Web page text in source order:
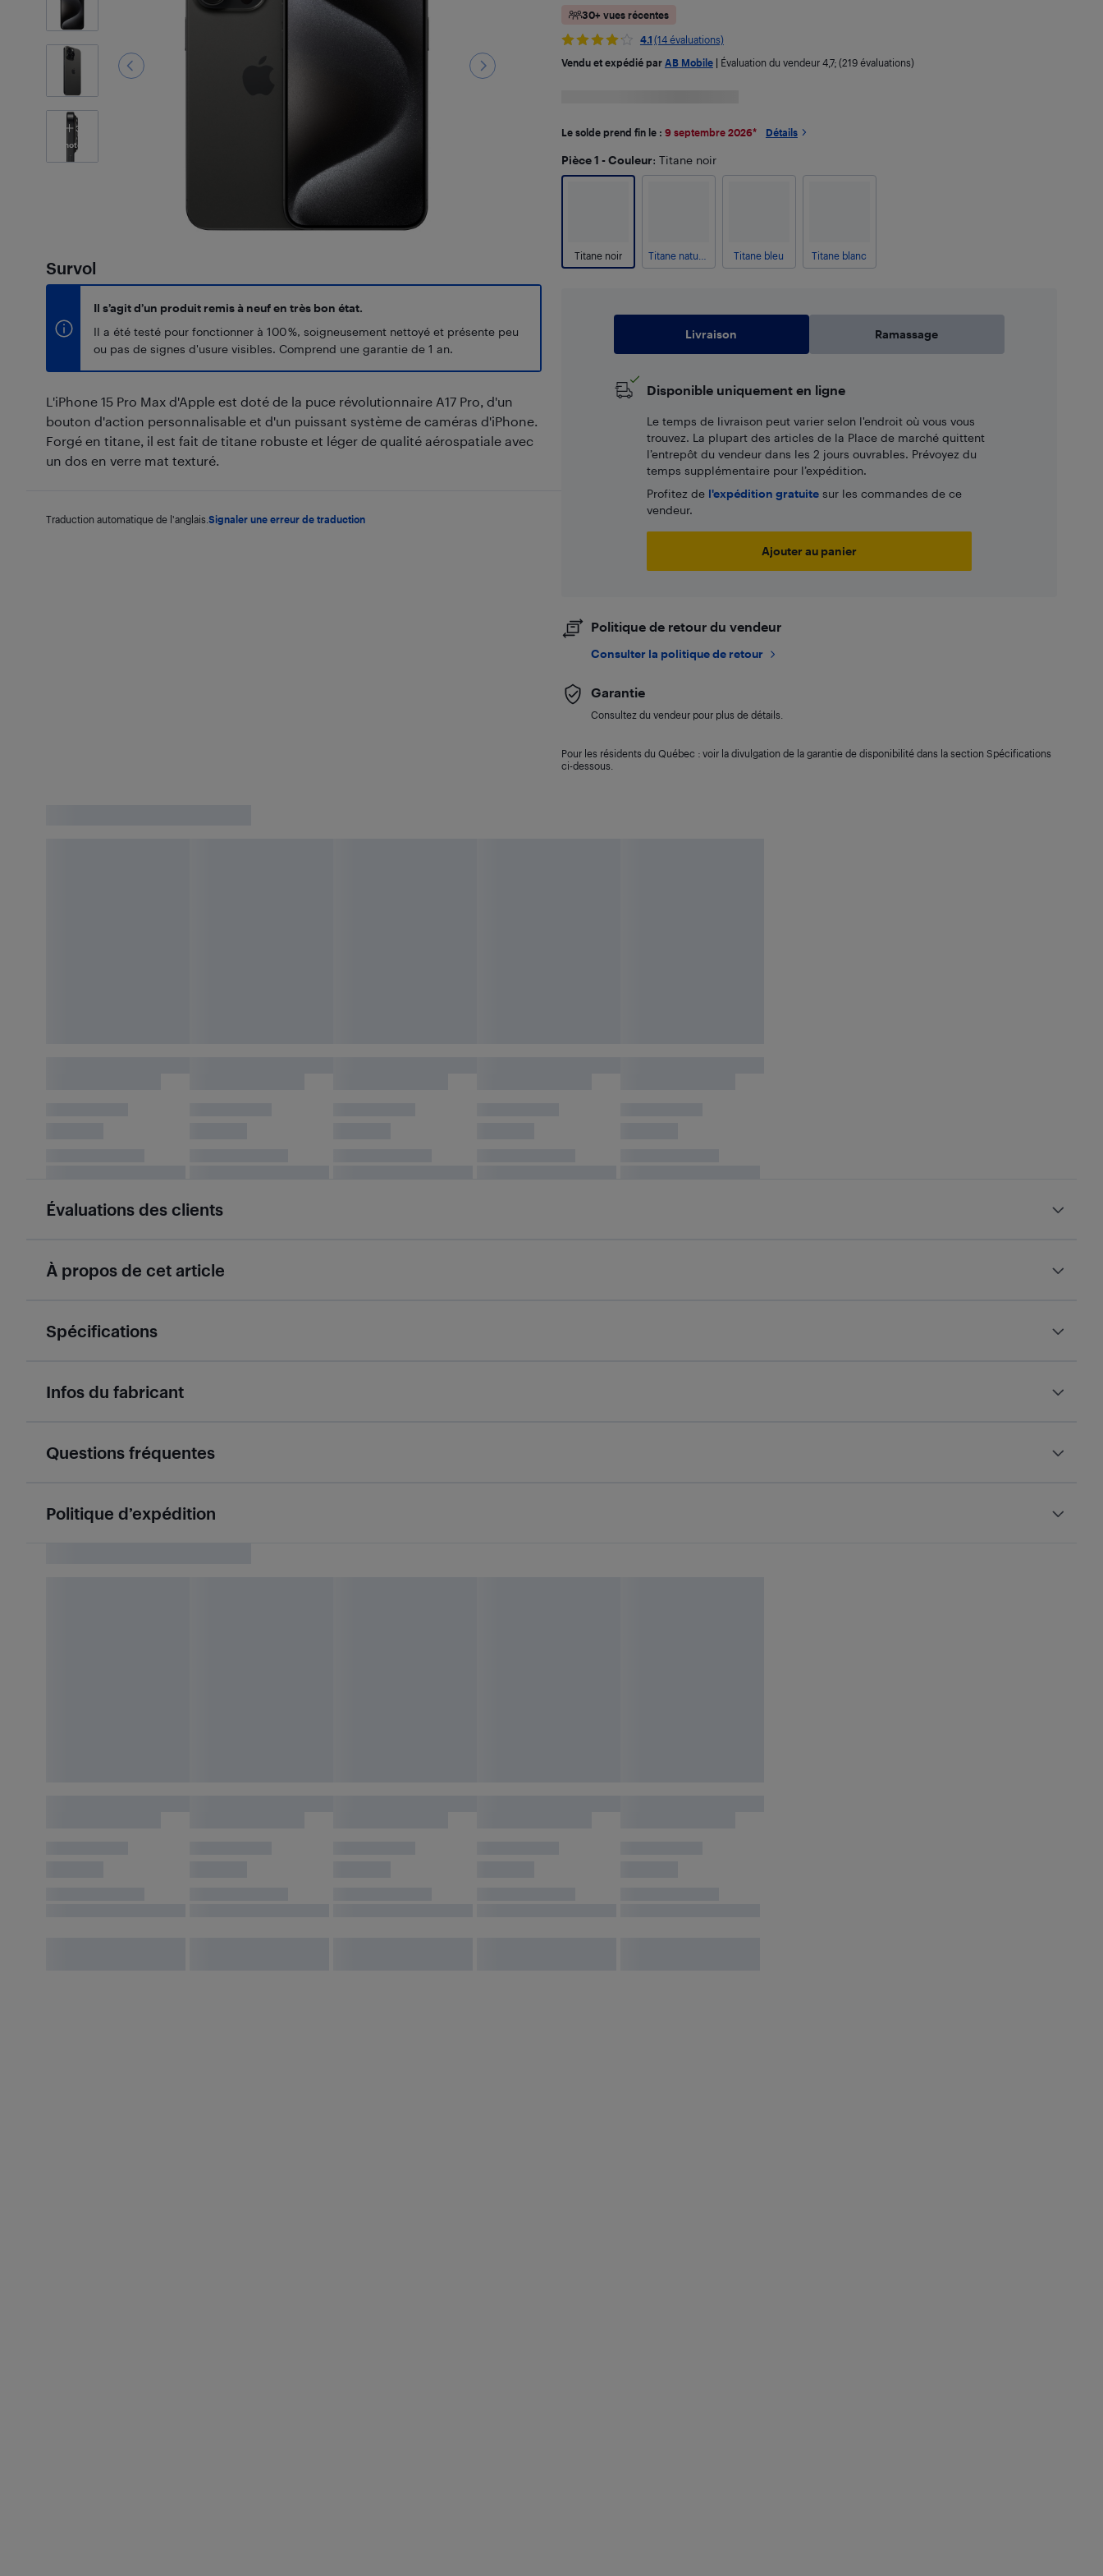
3
Photos
Survol
Il s’agit d’un produit remis à neuf en très bon état.
Il a été testé pour fonctionner à 100 %, soigneusement nettoyé et présente peu
ou pas de signes d'usure visibles. Comprend une garantie de 1 an.
L'iPhone 15 Pro Max d'Apple est doté de la puce révolutionnaire A17 Pro, d'un
bouton d'action personnalisable et d'un puissant système de caméras d'iPhone.
Forgé en titane, il est fait de titane robuste et léger de qualité aérospatiale avec
un dos en verre mat texturé.
Traduction automatique de l'anglais. Signaler une erreur de traduction
30+ vues récentes
4.1 (14 évaluations)
Vendu et expédié par AB Mobile| Évaluation du vendeur 4,7; (219 évaluations)
Le solde prend fin le : 9 septembre 2026* Détails
Pièce 1 - Couleur: Titane noir
Titane noir Titane bleu Titane blanc
Livraison Ramassage
Disponible uniquement en ligne
Le temps de livraison peut varier selon l'endroit où vous vous
trouvez. La plupart des articles de la Place de marché quittent
l’entrepôt du vendeur dans les 2 jours ouvrables. Prévoyez du
temps supplémentaire pour l’expédition.
Profitez de l'expédition gratuitesur les commandes de ce
vendeur.
Ajouter au panier
Politique de retour du vendeur
Consulter la politique de retour
Garantie
Consultez du vendeur pour plus de détails.
Pour les résidents du Québec : voir la divulgation de la garantie de disponibilité dans la section Spécifications
ci-dessous.
Évaluations des clients
À propos de cet article
Spécifications
Infos du fabricant
Questions fréquentes
Politique d’expédition